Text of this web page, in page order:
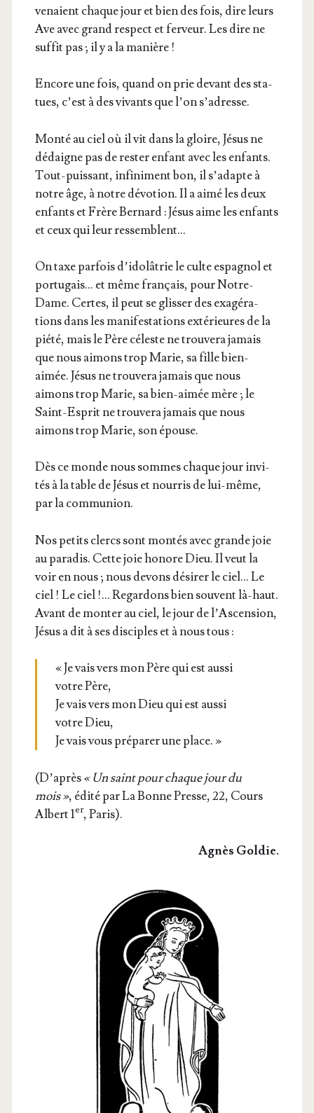
venaient chaque jour et bien des fois, dire leurs
Ave avec grand res­pect et fer­veur. Les dire ne
suf­fit pas ; il y a la manière !
Encore une fois, quand on prie devant des sta­
tues, c’est à des vivants que l’on s’adresse.
Mon­té au ciel où il vit dans la gloire, Jésus ne
dédaigne pas de res­ter enfant avec les enfants.
Tout-puis­sant, infi­ni­ment bon, il s’a­dapte à
notre âge, à notre dévo­tion. Il a aimé les deux
enfants et Frère Ber­nard : Jésus aime les enfants
et ceux qui leur ressemblent…
On taxe par­fois d’i­do­lâ­trie le culte espa­gnol et
por­tu­gais… et même fran­çais, pour Notre-
Dame. Certes, il peut se glis­ser des exa­gé­ra­
tions dans les mani­fes­ta­tions exté­rieures de la
pié­té, mais le Père céleste ne trou­ve­ra jamais
que nous aimons trop Marie, sa fille bien-
aimée. Jésus ne trou­ve­ra jamais que nous
aimons trop Marie, sa bien-aimée mère ; le
Saint-Esprit ne trou­ve­ra jamais que nous
aimons trop Marie, son épouse.
Dès ce monde nous sommes chaque jour invi­
tés à la table de Jésus et nour­ris de lui-même,
par la communion.
Nos petits clercs sont mon­tés avec grande joie
au para­dis. Cette joie honore Dieu. Il veut la
voir en nous ; nous devons dési­rer le ciel… Le
ciel ! Le ciel !… Regar­dons bien sou­vent là-haut.
Avant de mon­ter au ciel, le jour de l’As­cen­sion,
Jésus a dit à ses dis­ciples et à nous tous :
« Je vais vers mon Père qui est aus­si
votre Père,
Je vais vers mon Dieu qui est aus­si
votre Dieu,
Je vais vous pré­pa­rer une place. »
(D’a­près« Un saint pour chaque jour du
mois », édi­té par La Bonne Presse, 22, Cours
Albert 1er, Paris).
Agnès Gol­die.